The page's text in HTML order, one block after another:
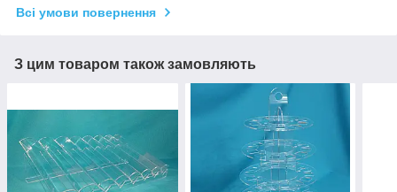
Всі умови повернення
З цим товаром також замовляють